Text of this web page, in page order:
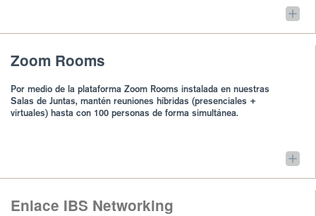
Zoom Rooms
Por medio de la plataforma Zoom Rooms instalada en nuestras
Salas de Juntas, mantén reuniones híbridas (presenciales +
virtuales) hasta con 100 personas de forma simultánea.
Enlace IBS Networking